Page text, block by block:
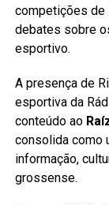
competições de
debates sobre
esportivo.
A presença de
esportiva da
conteúdo ao
consolida como
informação,
grossense.